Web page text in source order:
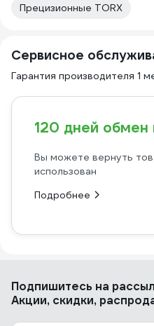
Прецизионные TORX
Сервисное
Гарантия производителя 1
120 дней обмен
Вы можете вернуть
использован
Подробнее
Подпишитесь на
Акции, скидки,